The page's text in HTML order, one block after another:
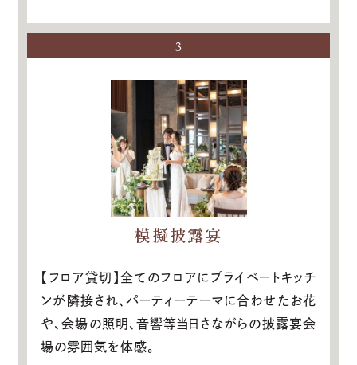
3
模擬披露宴
【フロア貸切】全てのフロアにプライベートキッチ
ンが隣接され、パーティーテーマに合わせたお花
や、会場の照明、音響等当日さながらの披露宴会
場の雰囲気を体感。